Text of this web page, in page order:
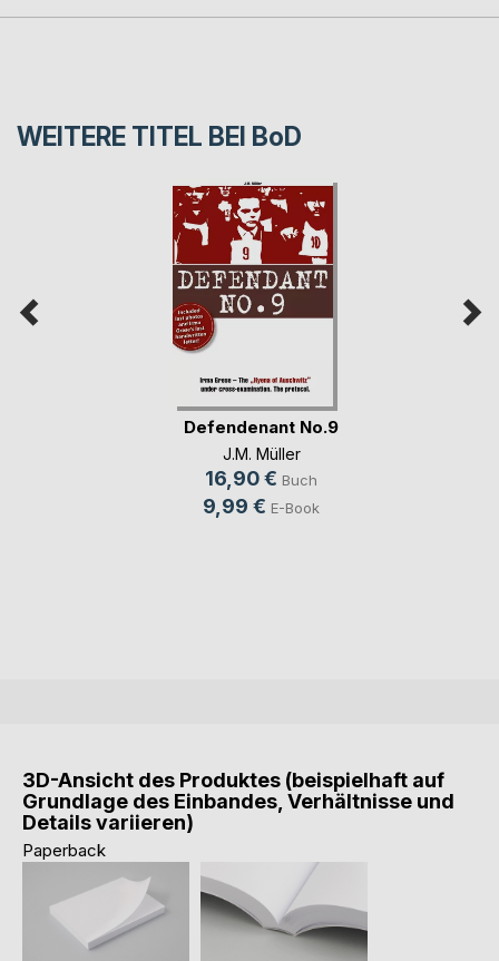
WEITERE TITEL BEI BoD
Defendenant No.9
J.M. Müller
16,90 € Buch
9,99 € E-Book
3D-Ansicht des Produktes (beispielhaft auf
Grundlage des Einbandes, Verhältnisse und
Details variieren)
Paperback